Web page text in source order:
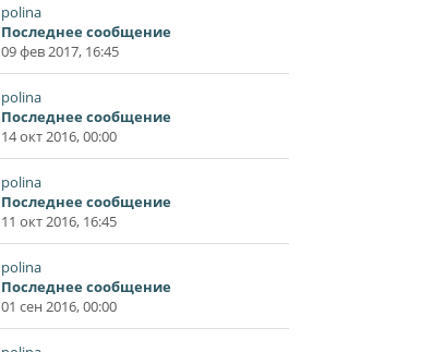
polina
Последнее сообщение
09 фев 2017, 16:45
polina
Последнее сообщение
14 окт 2016, 00:00
polina
Последнее сообщение
11 окт 2016, 16:45
polina
Последнее сообщение
01 сен 2016, 00:00